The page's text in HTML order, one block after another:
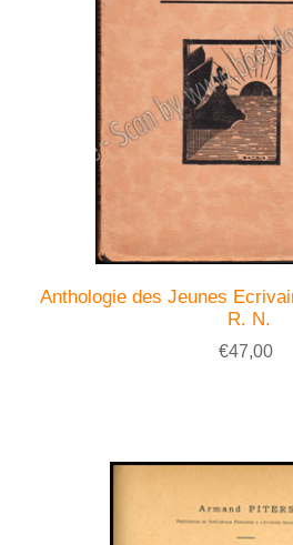
Anthologie des Jeunes
R. N.
€47,00